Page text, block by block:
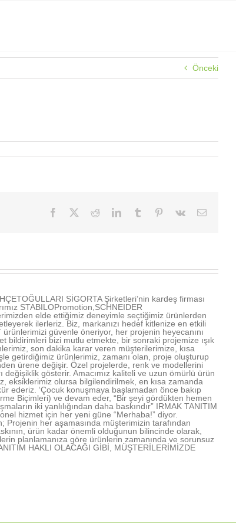
Önceki
Facebook RedditLinkedInTumblr Pinterest
Vk
E-
SİGORTA Şirketleri’nin kardeş firması
STABILOPromotion,SCHNEIDER
elde ettiğimiz deneyimle seçtiğimiz ürünlerden
ilerleriz. Biz, markanızı hedef kitlenize en etkili
güvenle öneriyor, her projenin heyecanını
bildirimleri bizi mutlu etmekte, bir sonraki projemize ışık
son dakika karar veren müşterilerimize, kısa
getirdiğimiz ürünlerimiz, zamanı olan, proje oluşturup
ürene değişir. Özel projelerde, renk ve modellerini
gösterir. Amacımız kaliteli ve uzun ömürlü ürün
eksiklerimiz olursa bilgilendirilmek, en kısa zamanda
ederiz. ‘Çocuk konuşmaya başlamadan önce bakıp
Biçimleri) ve devam eder, “Bir şeyi gördükten hemen
iki yanlılığından daha baskındır” IRMAK TANITIM
hizmet için her yeni güne “Merhaba!” diyor.
Projenin her aşamasında müşterimizin tarafından
ürün kadar önemli olduğunun bilincinde olarak,
planlamanıza göre ürünlerin zamanında ve sorunsuz
HAKLI OLACAĞI GİBİ, MÜŞTERİLERİMİZDE